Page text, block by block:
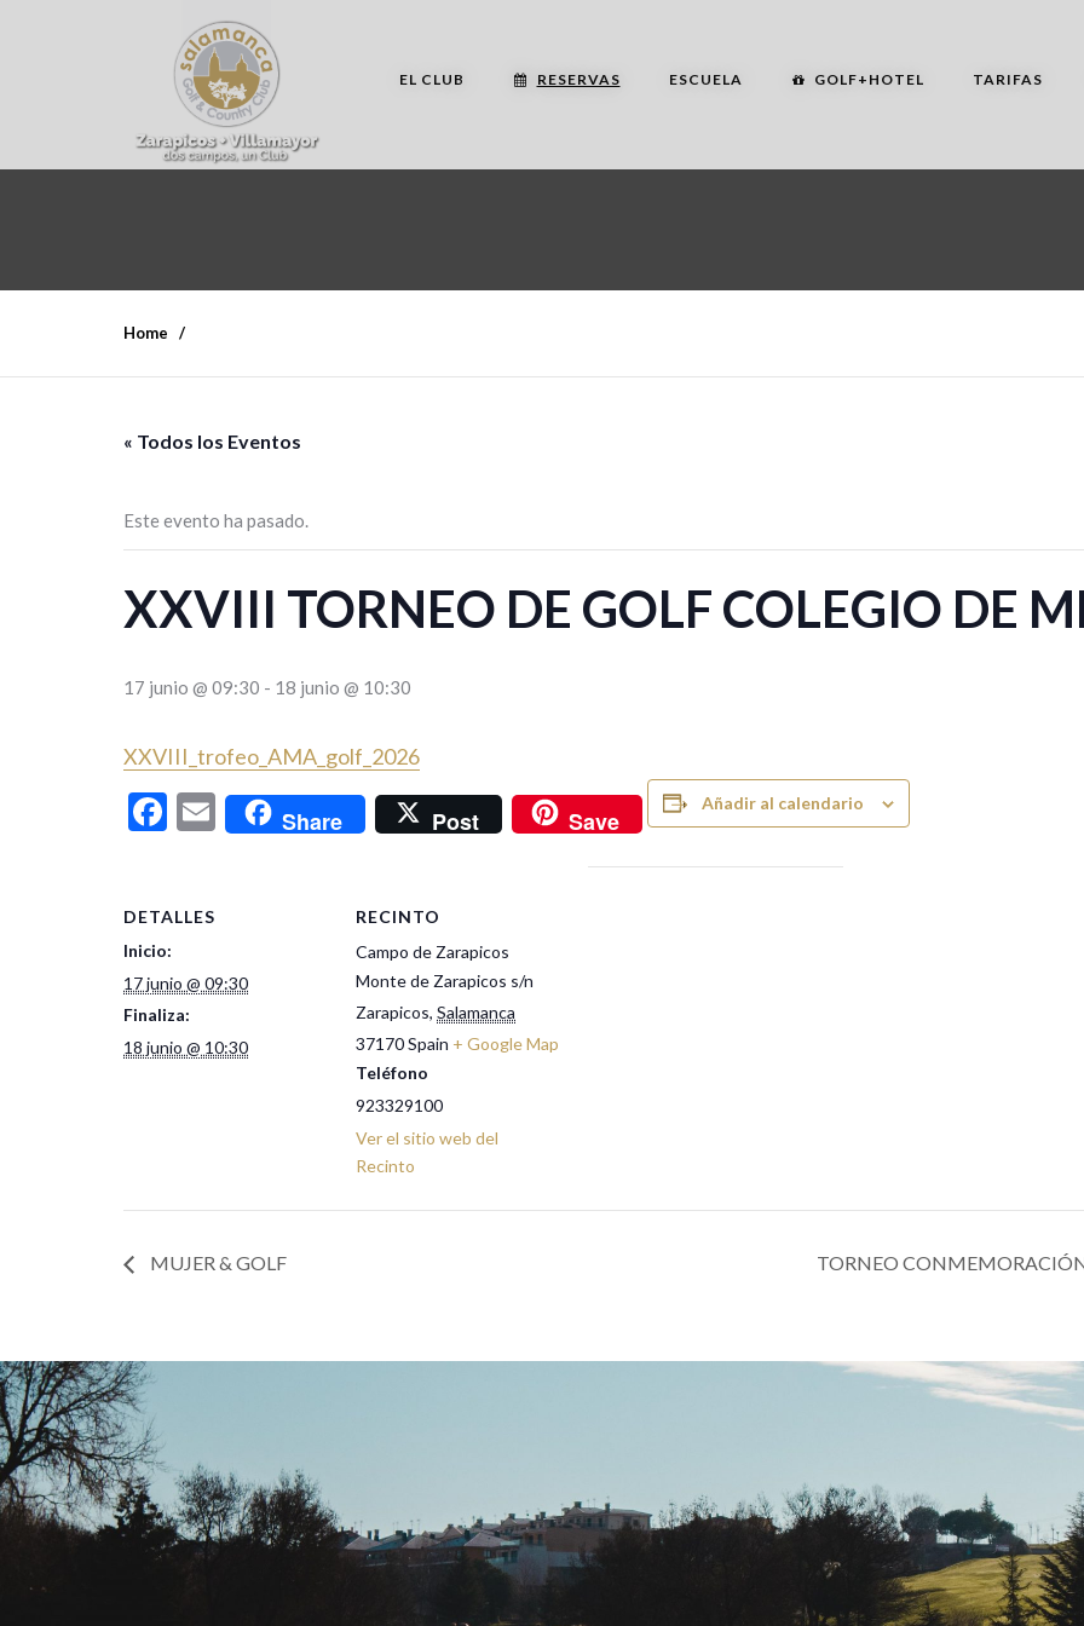
EL CLUB RESERVAS ESCUELA GOLF+HOTEL TARIFAS
Home
« Todos los Eventos
Este evento ha pasado.
XXVIII TORNEO DE GOLF COLEGIO DE
17 junio @ 09:30 - 18 junio @ 10:30
XXVIII_trofeo_AMA_golf_2026
Facebook
EmailShare Post Save
Añadir al calendario
DETALLES
Inicio:
17 junio @ 09:30
Finaliza:
18 junio @ 10:30
RECINTO
Campo de Zarapicos
Monte de Zarapicos s/n
Zarapicos, Salamanca
37170Spain + Google Map
Teléfono
923329100
Ver el sitio web del
Recinto
MUJER & GOLF TORNEO